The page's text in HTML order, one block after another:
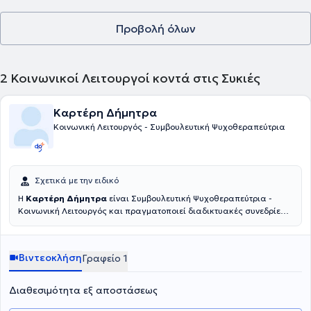
Προβολή όλων
2 Κοινωνικοί Λειτουργοί κοντά στις Συκιές
Καρτέρη Δήμητρα
Κοινωνική Λειτουργός - Συμβουλευτική Ψυχοθεραπεύτρια
Σχετικά με την ειδικό
Η Καρτέρη Δήμητρα είναι Συμβουλευτική Ψυχοθεραπεύτρια -
Κοινωνική Λειτουργός και πραγματοποιεί διαδικτυακές συνεδρίες.
Εκπαιδευτικό Ίδρυμα Πάτρας, έλαβε παράλληλα άδεια ασκήσεως
στην Εταιρία Ομαδικής και Οικογενειακής Ψυχοθεραπείας με
αντικείμενο την Ομαδική και Οικογενειακή Ψυχοθεραπεία καθώς
και τη Θεραπεία Ζεύγους. Επιπλέον, έχει ολοκληρώσει το
πρόγραμμα του Ψυχιατρικού Νοσοκομείου Αττικής (ΨΝΑ) του 18
ΒιντεοκλήσηΓραφείο 1
Διαθεσιμότητα εξ αποστάσεως